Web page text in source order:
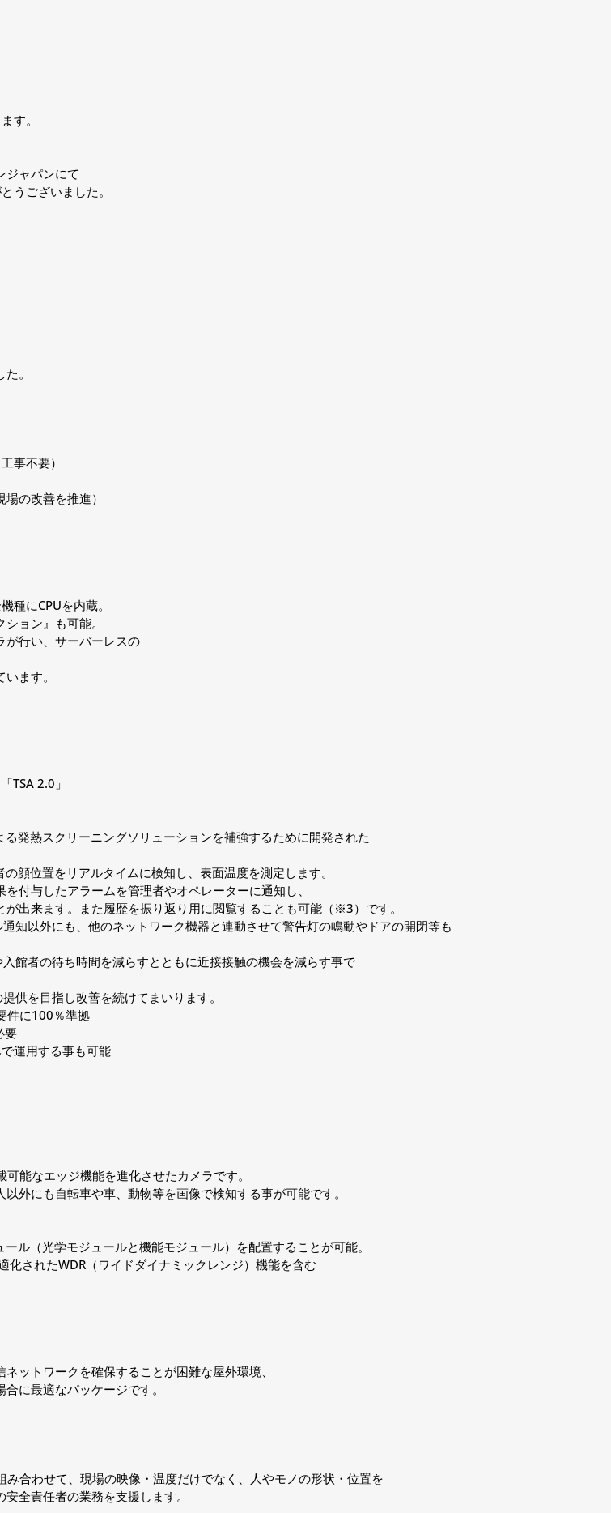
す。
ジャパンにて
うございました。
。
事不要）
の改善を推進）
種にCPUを内蔵。
ョン』も可能。
が行い、サーバーレスの
ます。
TSA 2.0」
発熱スクリーニングソリューションを補強するために開発された
顔位置をリアルタイムに検知し、表面温度を測定します。
付与したアラームを管理者やオペレーターに通知し、
出来ます。また履歴を振り返り用に閲覧することも可能（※3）です。
知以外にも、他のネットワーク機器と連動させて警告灯の鳴動やドアの開閉等も
館者の待ち時間を減らすとともに近接接触の機会を減らす事で
供を目指し改善を続けてまいります。
件に100％準拠
要
運用する事も可能
能なエッジ機能を進化させたカメラです。
外にも自転車や車、動物等を画像で検知する事が可能です。
ル（光学モジュールと機能モジュール）を配置することが可能。
されたWDR（ワイドダイナミックレンジ）機能を含む
ットワークを確保することが困難な屋外環境、
に最適なパッケージです。
合わせて、現場の映像・温度だけでなく、人やモノの形状・位置を
全責任者の業務を支援します。